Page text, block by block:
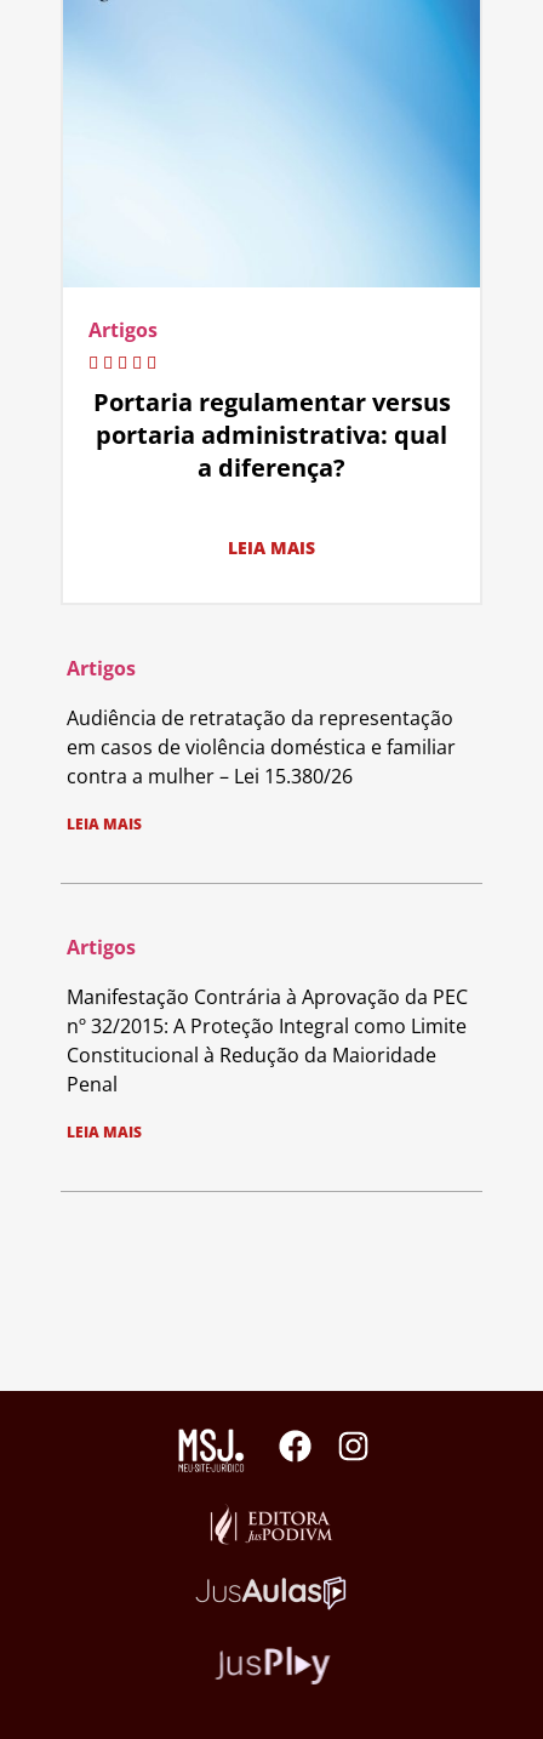
Artigos
Portaria regulamentar versus
portaria administrativa: qual
a diferença?
LEIA MAIS
Artigos
Audiência de retratação da representação
em casos de violência doméstica e familiar
contra a mulher – Lei 15.380/26
LEIA MAIS
Artigos
Manifestação Contrária à Aprovação da PEC
nº 32/2015: A Proteção Integral como Limite
Constitucional à Redução da Maioridade
Penal
LEIA MAIS